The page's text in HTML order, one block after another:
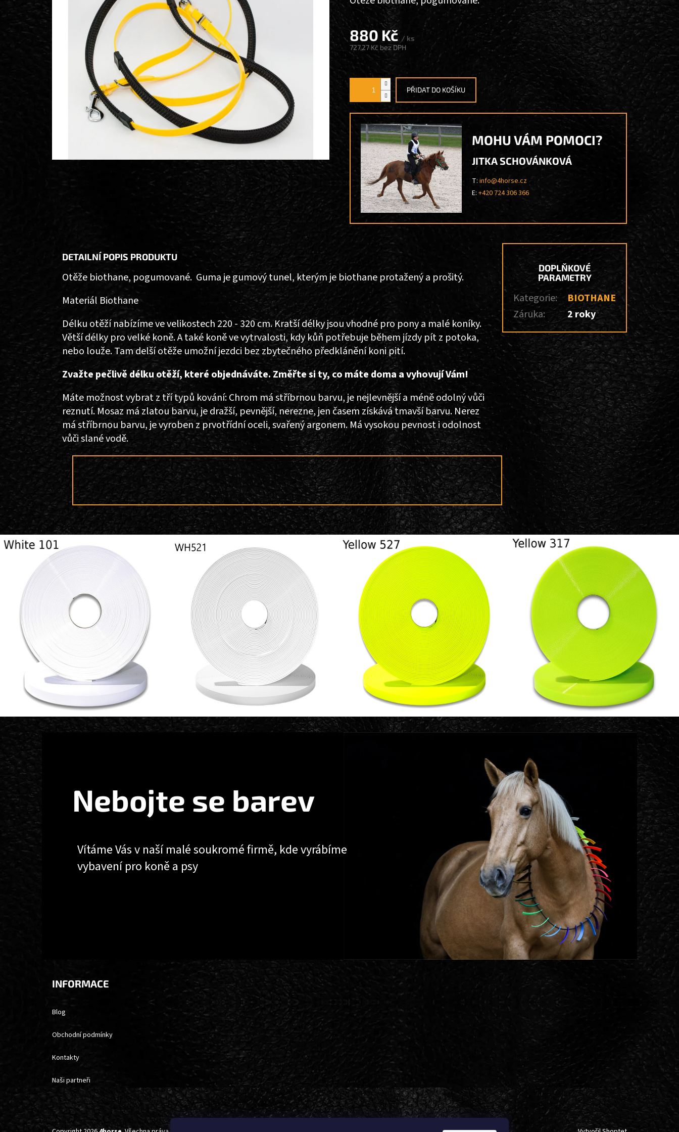
880 Kč / ks
727,27 Kč bez DPH
Měrná
PŘIDAT DO KOŠÍKU
MOHU VÁM POMOCI?
JITKA SCHOVÁNKOVÁ
T: info@4horse.cz
E: +420 724 306 366
DETAILNÍ POPIS PRODUKTU
Otěže biothane, pogumované. Guma je gumový tunel, kterým je biothane protažený a prošitý.
Materiál Biothane
Délku otěží nabízíme ve velikostech 220 - 320 cm. Kratší délky jsou vhodné pro pony a malé koníky.
Větší délky pro velké koně. A také koně ve vytrvalosti, kdy kůň potřebuje během jízdy pít z potoka,
nebo louže. Tam delší otěže umožní jezdci bez zbytečného předklánění koni pití.
Zvažte pečlivě délku otěží, které objednáváte. Změřte si ty, co máte doma a vyhovují Vám!
Máte možnost vybrat z tří typů kování: Chrom má stříbrnou barvu, je nejlevnější a méně odolný vůči
reznutí. Mosaz má zlatou barvu, je dražší, pevnější, nerezne, jen časem získává tmavší barvu. Nerez
má stříbrnou barvu, je vyroben z prvotřídní oceli, svařený argonem. Má vysokou pevnost i odolnost
vůči slané vodě.
DOPLŇKOVÉ
PARAMETRY
Kategorie:
BIOTHANE
Záruka: 2 roky
Nebojte se barev
Vítáme Vás v naší malé soukromé firmě, kde vyrábíme
vybavení pro koně a psy
INFORMACE
Blog
Obchodní podmínky
Kontakty
Naši partneři